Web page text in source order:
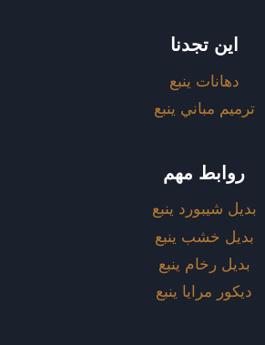
اين تجدنا
دهانات ينبع
ترميم مباني ينبع
روابط مهم
بديل شيبورد ينبع
بديل خشب ينبع
بديل رخام ينبع
ديكور مرايا ينبع